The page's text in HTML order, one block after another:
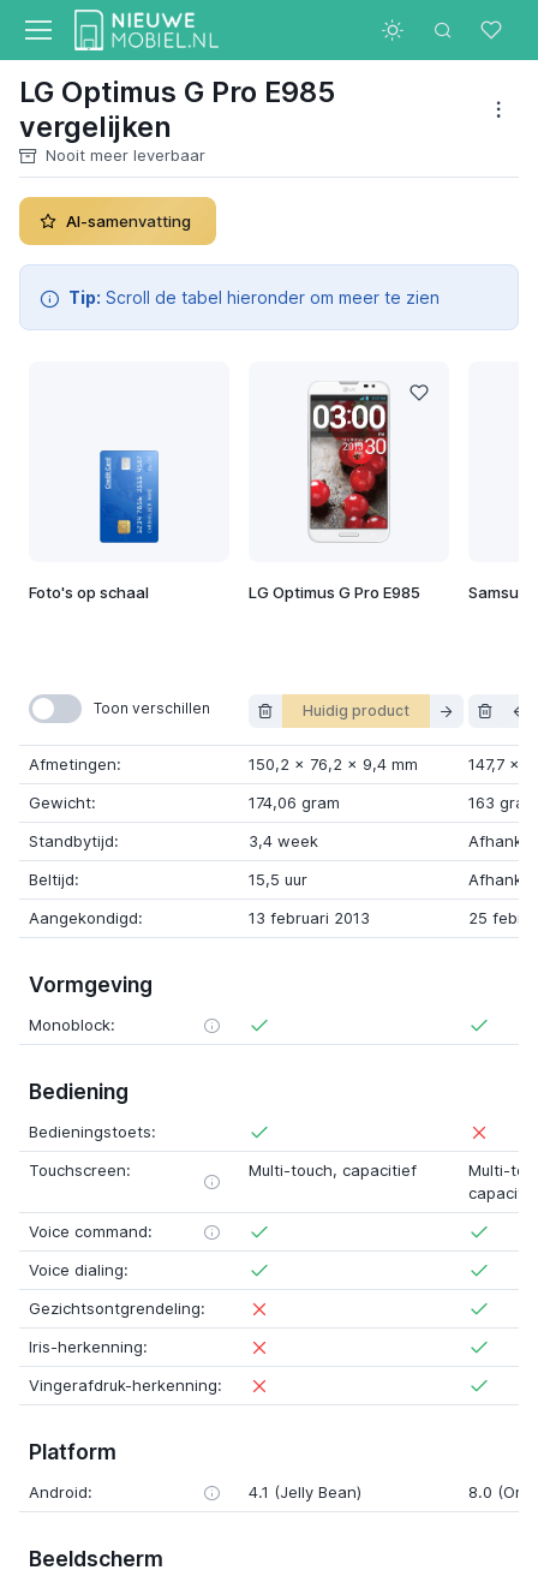
LG Optimus G Pro E985
vergelijken
Nooit meer leverbaar
AI-samenvatting
Tip: Scroll de tabel hieronder om meer te zien
Foto's op schaal LG Optimus G Pro E985
Toon verschillen Huidig product
Afmetingen: 150,2 x 76,2 x 9,4 mm 147,7 x
Gewicht:
174,06 gram
163 gram
Standbytijd:
3,4 week
Beltijd:
15,5 uur
Aangekondigd:
13 februari 2013 25
Vormgeving
Monoblock:
Bediening
Bedieningstoets:
Touchscreen:
Multi-touch, capacitief
Multi-
Voice command:
Voice dialing:
Gezichtsontgrendeling:
Iris-herkenning:
Vingerafdruk-herkenning:
Platform
Android: 4.1 (Jelly Bean) 8.0
Beeldscherm